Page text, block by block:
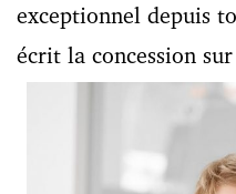
exceptionnel depuis
écrit la concession